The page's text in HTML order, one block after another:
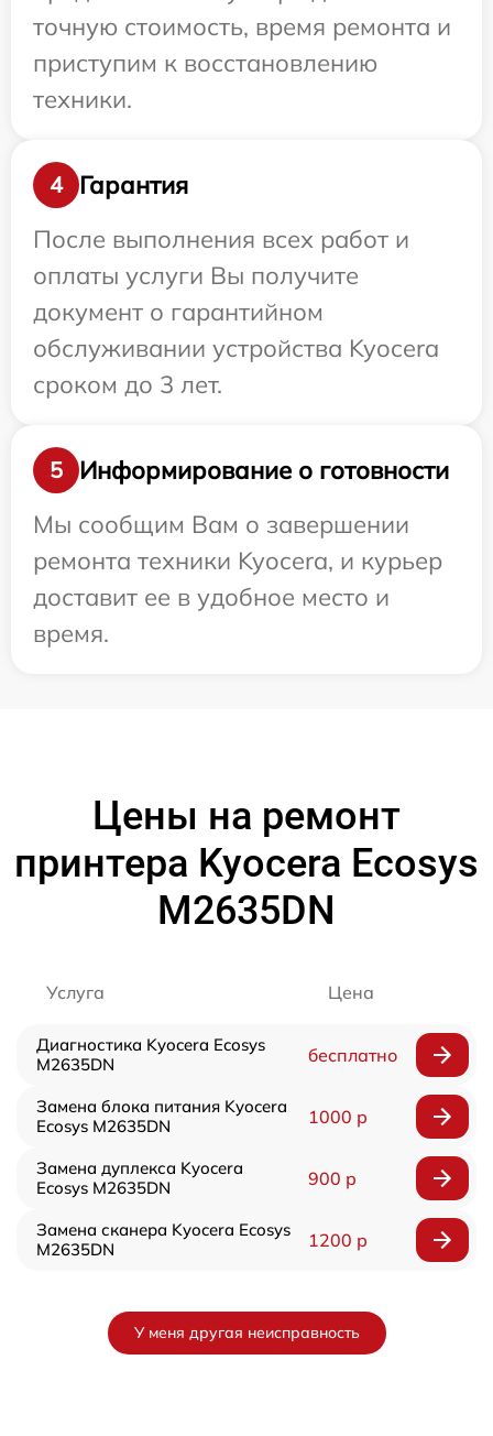
точную стоимость, время ремонта и
приступим к восстановлению
техники.
4
Гарантия
После выполнения всех работ и
оплаты услуги Вы получите
документ о гарантийном
обслуживании устройства Kyocera
сроком до 3 лет.
5
Информирование о готовности
Мы сообщим Вам о завершении
ремонта техники Kyocera, и курьер
доставит ее в удобное место и
время.
Цены на ремонт
принтера Kyocera Ecosys
M2635DN
Услуга Цена
Диагностика Kyocera Ecosys
M2635DN
бесплатно
Замена блока питания Kyocera
Ecosys M2635DN
1000 р
Замена дуплекса Kyocera
Ecosys M2635DN
900 р
Замена сканера Kyocera Ecosys
M2635DN
1200 р
У меня другая неисправность